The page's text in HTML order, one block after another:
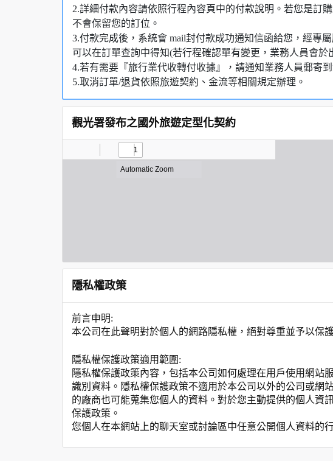
2.詳細付款內容請依照行程內容頁中的付款說明。若您是訂
不會保留您的訂位。
3.付款完成後，系統會 mail封付款成功通知信函給您，經專
可以在訂單查詢中得知(若行程確認單有變更，業務人員會於
4.若有需要『旅行業代收轉付收據』，請通知業務人員郵寄
5.取消訂單/退貨依照旅遊契約、金流等相關規定辦理。
觀光署發布之國外旅遊定型化契約
隱私權政策
前言申明:
本公司在此聲明對於個人的網路隱私權，絕對尊重並予以保
隱私權保護政策適用範圍:
隱私權保護政策內容，包括本公司如何處理在用戶使用網
識別資料。隱私權保護政策不適用於本公司以外的公司或網
的廠商也可能蒐集您個人的資料。對於您主動提供的個人資
保護政策。
您個人在本網站上的聊天室或討論區中任意公開個人資料的